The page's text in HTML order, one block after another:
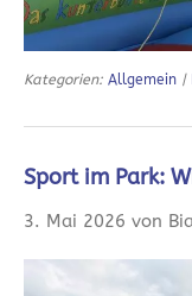
Kategorien: Allgemein |
Sport im Park:
3. Mai 2026 von